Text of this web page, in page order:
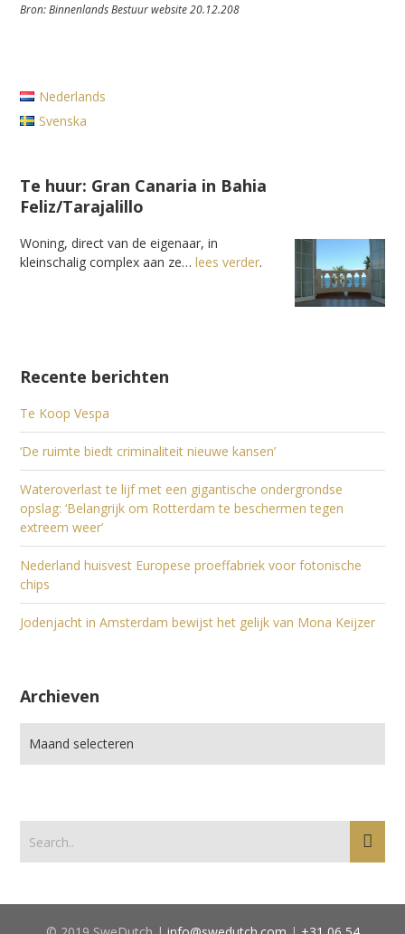
Bron: Binnenlands Bestuur website 20.12.208
Nederlands
Svenska
Te huur: Gran Canaria in Bahia
Feliz/Tarajalillo
Woning, direct van de eigenaar, in
kleinschalig complex aan ze…lees verder.
Recente berichten
Te Koop Vespa
‘De ruimte biedt criminaliteit nieuwe kansen’
Wateroverlast te lijf met een gigantische ondergrondse
opslag: ‘Belangrijk om Rotterdam te beschermen tegen
extreem weer’
Nederland huisvest Europese proeffabriek voor fotonische
chips
Jodenjacht in Amsterdam bewijst het gelijk van Mona Keijzer
Archieven